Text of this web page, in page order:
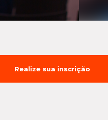
Realize sua inscrição